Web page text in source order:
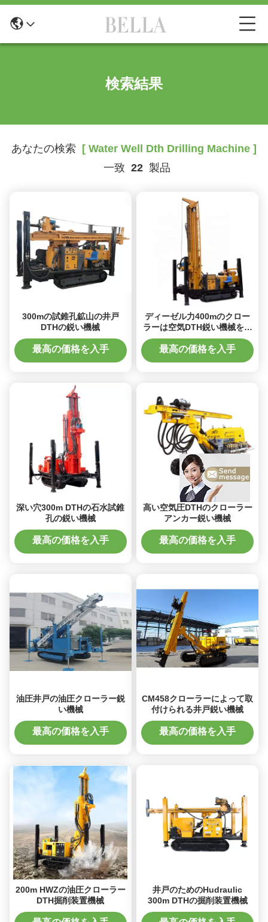
検索結果
あなたの検索 [ Water Well Dth Drilling Machine ]
一致 22 製品
300mの試錐孔鉱山の井戸
DTHの鋭い機械
最高の価格を入手
ディーゼル力400mのクロー
ラーは空気DTH鋭い機械を取
付けました
最高の価格を入手
深い穴300m DTHの石水試錐
孔の鋭い機械
最高の価格を入手
高い空気圧DTHのクローラー
アンカー鋭い機械
最高の価格を入手
油圧井戸の油圧クローラー鋭
い機械
最高の価格を入手
CM458クローラーによって取
付けられる井戸鋭い機械
最高の価格を入手
200m HWZの油圧クローラー
DTH掘削装置機械
井戸のためのHudraulic
300m DTHの掘削装置機械